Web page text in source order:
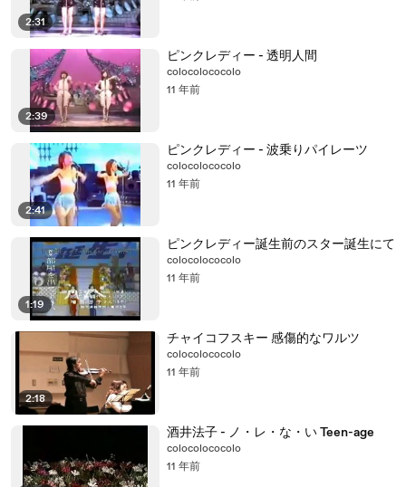
2:31
2:39
ピンクレディー - 透明人間
colocolococolo
11 年前
2:41
ピンクレディー - 波乗りパイレーツ
colocolococolo
11 年前
1:19
ピンクレディー誕生前のスター誕生にて
colocolococolo
11 年前
2:18
チャイコフスキー 感傷的なワルツ
colocolococolo
11 年前
酒井法子 - ノ・レ・な・い Teen-age
colocolococolo
11 年前